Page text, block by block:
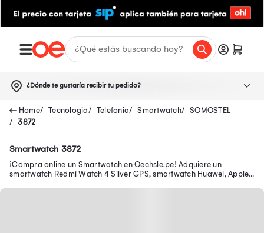
¿Dónde te gustaría recibir tu pedido?
Tecnologia Telefonia Smartwatch
SOMOSTEL
3872
Smartwatch 3872
¡Compra online un Smartwatch en Oechsle.pe! Adquiere un
smartwatch Redmi Watch 4 Silver GPS, smartwatch Huawei, Apple